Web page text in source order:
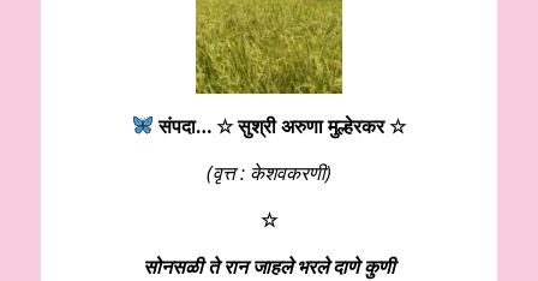
संपदा…☆ सुश्री अरुणा मुल्हेरकर☆
(वृत्त : केशवकरणी)
☆
सोनसळी ते रान जाहले भरले दाणे कुणी